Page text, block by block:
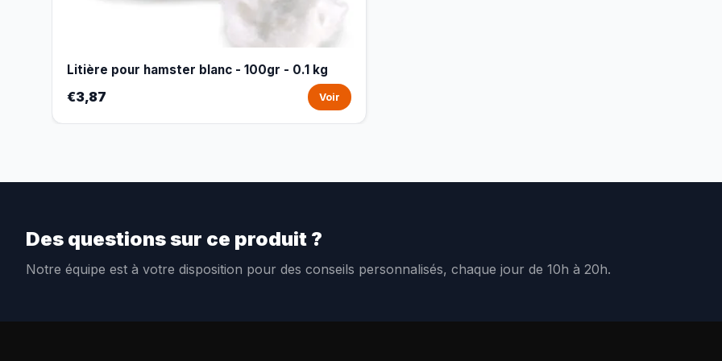
Litière pour hamster blanc - 100gr - 0.1 kg
€3,87 Voir
Des questions sur ce produit ?
Notre équipe est à votre disposition pour des conseils personnalisés, chaque jour de 10h à 20h.